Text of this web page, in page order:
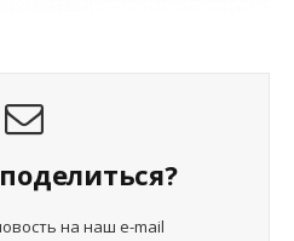
на наш e-mail